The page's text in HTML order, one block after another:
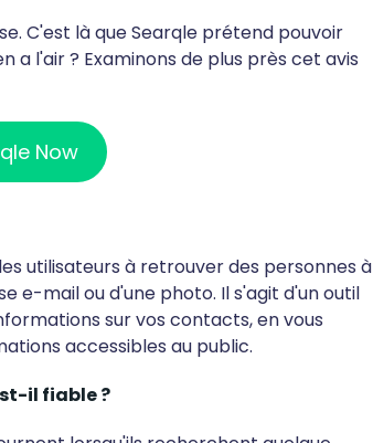
C'est là que Searqle prétend pouvoir
a l'air ? Examinons de plus près cet avis
Now
utilisateurs à retrouver des personnes à
e-mail ou d'une photo. Il s'agit d'un outil
sur vos contacts, en vous
accessibles au public.
il fiable ?